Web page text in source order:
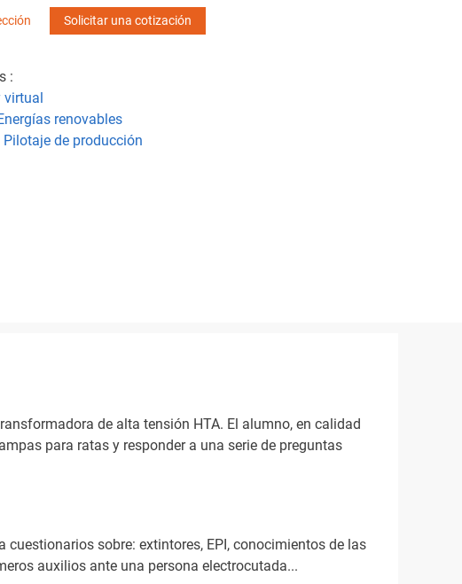
Solicitar una cotización
:
virtual
renovables
de producción
de alta tensión HTA. El alumno, en calidad
para ratas y responder a una serie de preguntas
sobre: extintores, EPI, conocimientos de las
auxilios ante una persona electrocutada...